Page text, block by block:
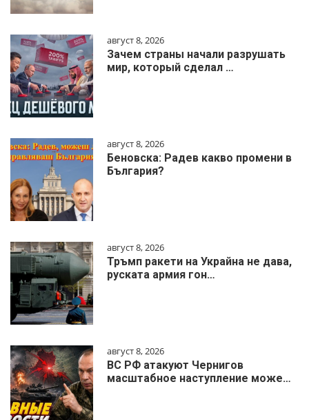
август 8, 2026
Зачем страны начали разрушать
мир, который сделал …
август 8, 2026
Беновска: Радев какво промени в
България?
август 8, 2026
Тръмп ракети на Украйна не дава,
руската армия гон…
август 8, 2026
ВС РФ атакуют Чернигов
масштабное наступление може…